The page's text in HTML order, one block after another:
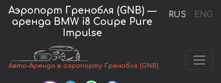
RUS ENG
Аэропорт Гренобля (GNB) —
аренда BMW i8 Coupe Pure
Impulse
Авто-Аренда в аэропорту Гренобля (GNB)